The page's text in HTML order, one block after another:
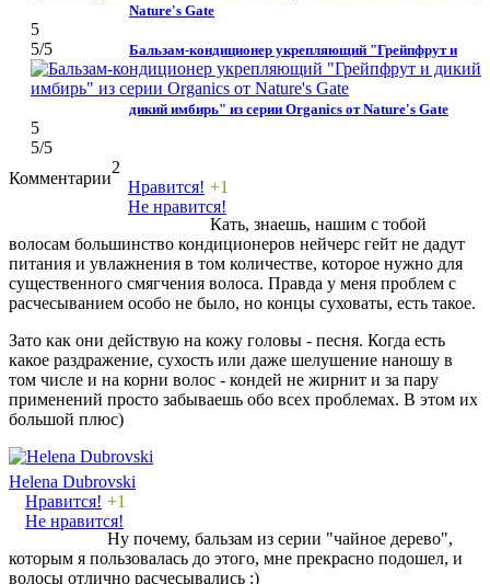
Nature's Gate
5
5/5 Бальзам-кондиционер укрепляющий "Грейпфрут и
дикий имбирь" из серии Organics от Nature's Gate
5
5/5
Комментарии
2
Нравится!
Не нравится!
+1
Кать, знаешь, нашим с тобой
волосам большинство кондиционеров нейчерс гейт не дадут
питания и увлажнения в том количестве, которое нужно для
существенного смягчения волоса. Правда у меня проблем с
расчесыванием особо не было, но концы суховаты, есть такое.
Зато как они действую на кожу головы - песня. Когда есть
какое раздражение, сухость или даже шелушение наношу в
том числе и на корни волос - кондей не жирнит и за пару
применений просто забываешь обо всех проблемах. В этом их
большой плюс)
Helena Dubrovski
Нравится!
Не нравится!
+1
Ну почему, бальзам из серии "чайное дерево",
которым я пользовалась до этого, мне прекрасно подошел, и
волосы отлично расчесывались :)